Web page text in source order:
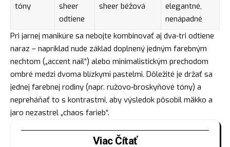
tóny
sheer
odtiene
sheer béžová
elegantné,
nenápadné
Pri jarnej manikúre sa nebojte kombinovať aj dva-tri odtiene
naraz – napríklad nude základ doplnený jedným farebným
nechtom („accent nail“) alebo minimalistickým prechodom
ombré medzi dvoma blízkymi pastelmi. Dôležité je držať sa
jednej farebnej rodiny (napr. ružovo-broskyňové tóny) a
nepreháňať to s kontrastmi, aby výsledok pôsobil mäkko a
jaro nezastrel „chaos farieb“.
Viac Čítať